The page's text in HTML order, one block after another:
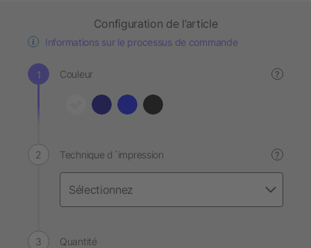
Configuration de l’article
Informations sur le processus de commande
Couleur ?
Technique d´impression ?
Quantité